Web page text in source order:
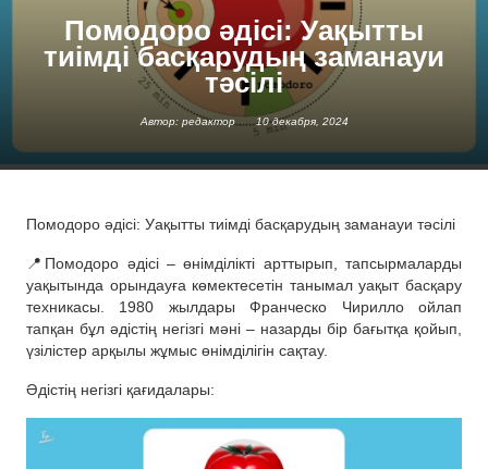
Помодоро әдісі: Уақытты
тиімді басқарудың заманауи
тәсілі
Автор: редактор 10 декабря, 2024
Помодоро әдісі: Уақытты тиімді басқарудың заманауи тәсілі
📍Помодоро әдісі – өнімділікті арттырып, тапсырмаларды
уақытында орындауға көмектесетін танымал уақыт басқару
техникасы. 1980 жылдары Франческо Чирилло ойлап
тапқан бұл әдістің негізгі мәні – назарды бір бағытқа қойып,
үзілістер арқылы жұмыс өнімділігін сақтау.
Әдістің негізгі қағидалары: